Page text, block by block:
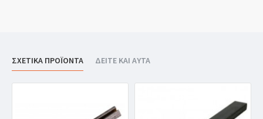
ΣΧΕΤΙΚΑ ΠΡΟΪΟΝΤΑ ΔΕΙΤΕ ΚΑΙ ΑΥΤΑ